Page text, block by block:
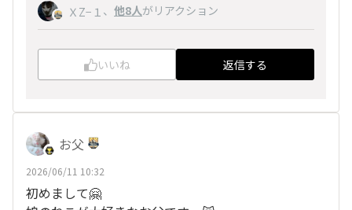
ＸZ−１ 、 他8人がリアクション
いいね 返信する
お父
2026/06/11 10:32
初めまして🤗